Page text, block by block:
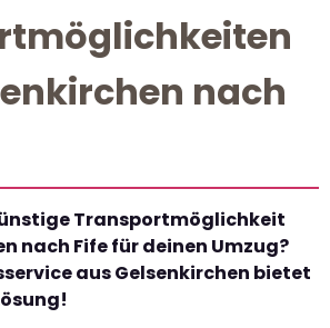
nach
Transportmöglichkeit
nach Fife für deinen Umzug?
aus Gelsenkirchen bietet